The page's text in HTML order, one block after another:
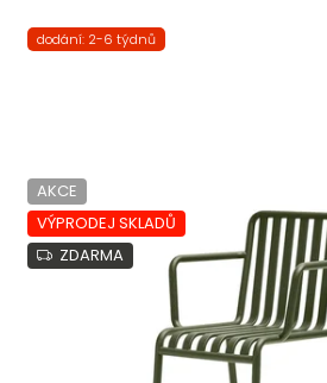
dodání: 2-6 týdnů
AKCE
VÝPRODEJ SKLADŮ
ZDARMA